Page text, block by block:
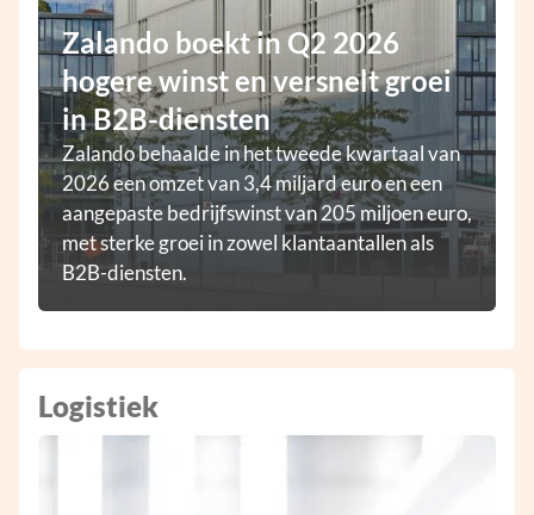
Zalando boekt in Q2 2026
hogere winst en versnelt groei
in B2B-diensten
Zalando behaalde in het tweede kwartaal van
2026 een omzet van 3,4 miljard euro en een
aangepaste bedrijfswinst van 205 miljoen euro,
met sterke groei in zowel klantaantallen als
B2B-diensten.
Logistiek